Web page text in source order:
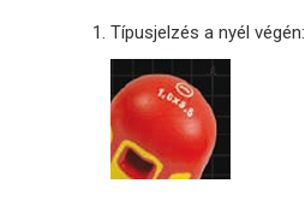
Típusjelzés a nyél végén: